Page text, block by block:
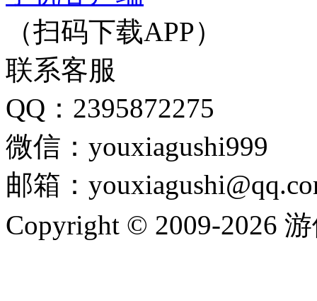
（扫码下载APP）
联系客服
QQ：2395872275
微信：youxiagushi999
邮箱：
Copyright © 2009-2026